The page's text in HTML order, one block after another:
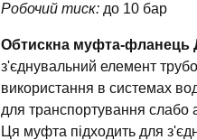
Робочий тиск: до 10 бар
Обтискна муфта-фланець
з'єднувальний елемент
використання в системах
для транспортування слабо
Ця муфта підходить для